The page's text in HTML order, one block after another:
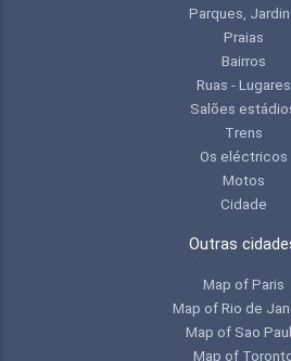
Parques,
Praias
Bairros
Ruas - Lugares
Salões
Trens
Os eléctricos
Motos
Cidade
Outras
Map of Paris
Map of Rio de
Map of Sao
Map of